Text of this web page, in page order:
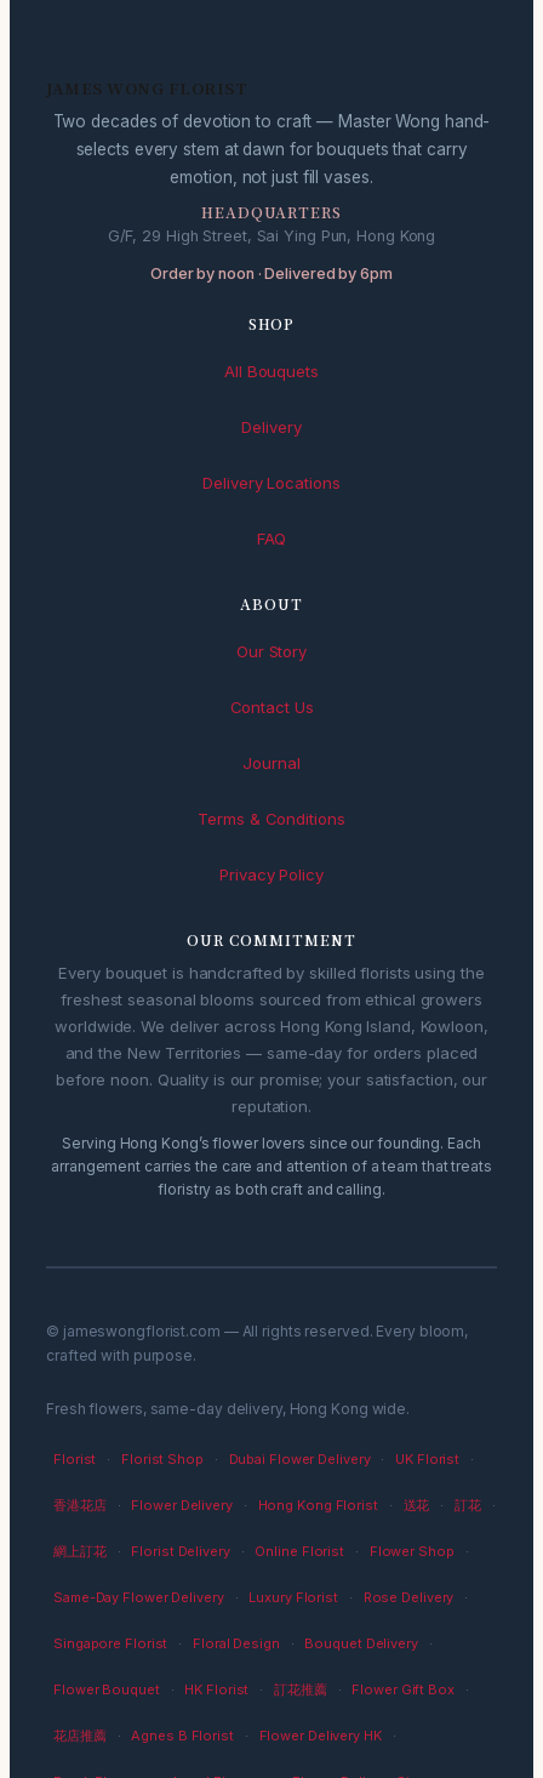
JAMES WONG FLORIST
Two decades of devotion to craft — Master Wong hand-
selects every stem at dawn for bouquets that carry
emotion, not just fill vases.
HEADQUARTERS
G/F, 29 High Street, Sai Ying Pun, Hong Kong
Order by noon · Delivered by 6pm
SHOP
All Bouquets
Delivery
Delivery Locations
FAQ
ABOUT
Our Story
Contact Us
Journal
Terms & Conditions
Privacy Policy
OUR COMMITMENT
Every bouquet is handcrafted by skilled florists using the
freshest seasonal blooms sourced from ethical growers
worldwide. We deliver across Hong Kong Island, Kowloon,
and the New Territories — same-day for orders placed
before noon. Quality is our promise; your satisfaction, our
reputation.
Serving Hong Kong’s flower lovers since our founding. Each
arrangement carries the care and attention of a team that treats
floristry as both craft and calling.
© jameswongflorist.com — All rights reserved. Every bloom,
crafted with purpose.
Fresh flowers, same-day delivery, Hong Kong wide.
Florist · Florist Shop · Dubai Flower Delivery · UK Florist ·
香港花店 · Flower Delivery · Hong Kong Florist · 送花 · 訂花 ·
網上訂花 · Florist Delivery · Online Florist · Flower Shop ·
Same-Day Flower Delivery · Luxury Florist · Rose Delivery ·
Singapore Florist · Floral Design · Bouquet Delivery ·
Flower Bouquet · HK Florist · 訂花推薦 · Flower Gift Box ·
花店推薦 · Agnes B Florist · Flower Delivery HK ·